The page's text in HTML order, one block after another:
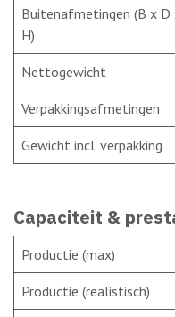
Buitenafmetingen (B x D
H)
Nettogewicht
Verpakkingsafmetingen
Gewicht incl. verpakking
Capaciteit &
Productie (max)
Productie (realistisch)